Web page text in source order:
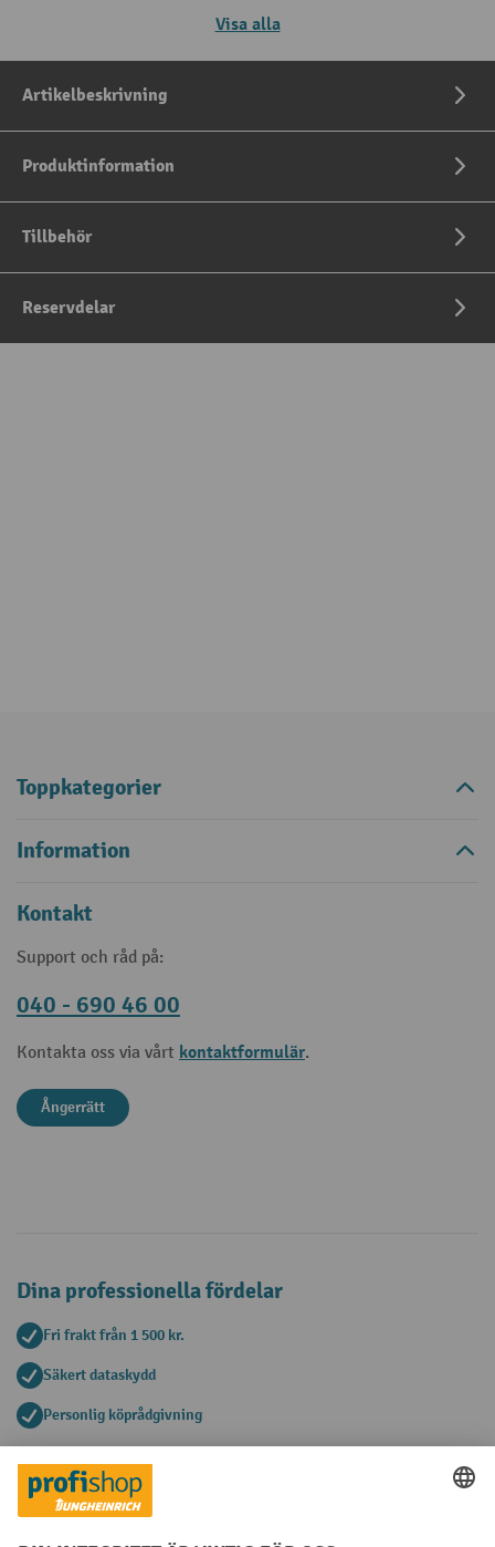
Visa alla
Artikelbeskrivning
Produktinformation
Tillbehör
Reservdelar
Toppkategorier
Information
Kontakt
Support och råd på:
040 - 690 46 00
Kontakta oss via vårt kontaktformulär.
Ångerrätt
Dina professionella fördelar
Fri frakt från 1 500 kr.
Säkert dataskydd
Personlig köprådgivning
Betalningsmetoder